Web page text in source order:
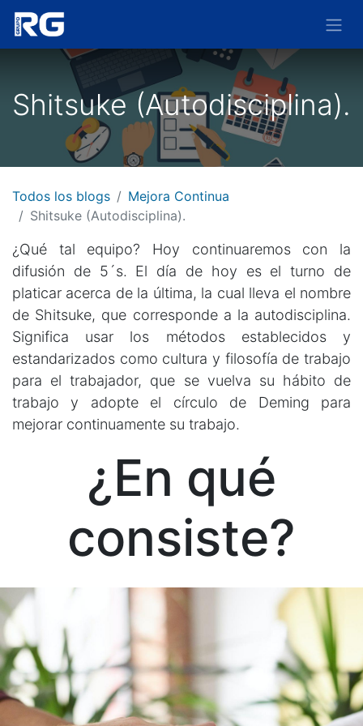
Shitsuke (Autodisciplina).
Todos los blogs
Mejora Continua
Shitsuke (Autodisciplina).
¿Qué tal equipo? Hoy continuaremos con la
difusión de 5´s. El día de hoy es el turno de
platicar acerca de la última, la cual lleva el nombre
de Shitsuke, que corresponde a la autodisciplina.
Significa usar los métodos establecidos y
estandarizados como cultura y filosofía de trabajo
para el trabajador, que se vuelva su hábito de
trabajo y adopte el círculo de Deming para
mejorar continuamente su trabajo.
¿En qué
consiste?